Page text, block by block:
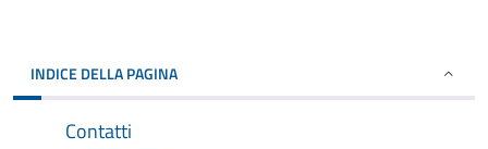
INDICE DELLA PAGINA
Contatti